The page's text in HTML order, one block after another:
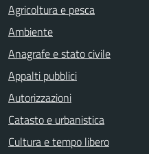
Agricoltura e pesca
Ambiente
Anagrafe e stato civile
Appalti pubblici
Autorizzazioni
Catasto e urbanistica
Cultura e tempo libero